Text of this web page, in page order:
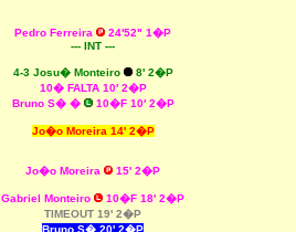
Pedro Ferreira
24'52" 1�P
--- INT ---
4-3 Josu� Monteiro
8' 2�P
10� FALTA10' 2�P
Bruno S� � 10�F10' 2�P
Jo�o Moreira 14' 2�P
Jo�o Moreira 15' 2�P
Gabriel Monteiro 10�F 18' 2�P
TIMEOUT 19' 2�P
Bruno S� 20' 2�P